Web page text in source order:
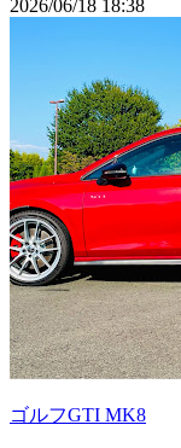
2026/06/18 18:38
ゴルフGTI MK8